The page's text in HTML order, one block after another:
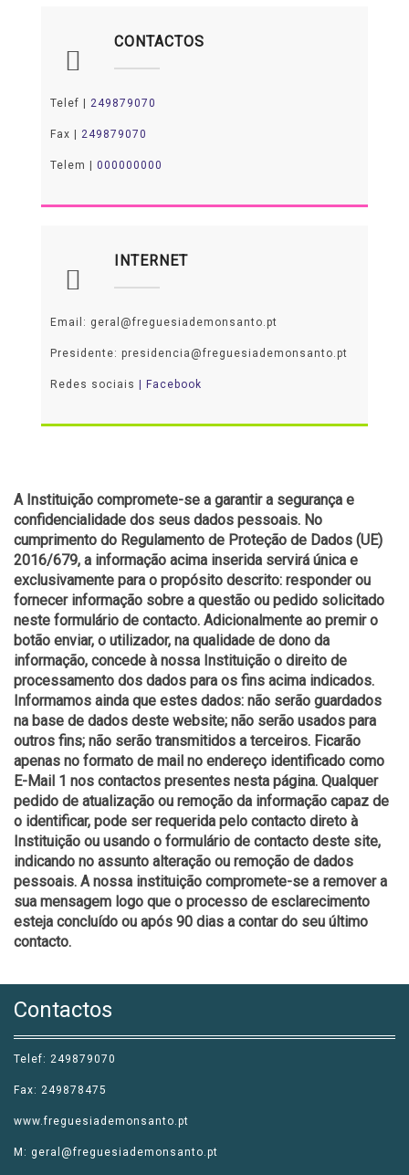
CONTACTOS
Telef | 249879070
Fax | 249879070
Telem | 000000000
INTERNET
Email: geral@freguesiademonsanto.pt
Presidente: presidencia@freguesiademonsanto.pt
Redes sociais | Facebook
A Instituição compromete-se a garantir a segurança e
confidencialidade dos seus dados pessoais. No
cumprimento do Regulamento de Proteção de Dados (UE)
2016/679, a informação acima inserida servirá única e
exclusivamente para o propósito descrito: responder ou
fornecer informação sobre a questão ou pedido solicitado
neste formulário de contacto. Adicionalmente ao premir o
botão enviar, o utilizador, na qualidade de dono da
informação, concede à nossa Instituição o direito de
processamento dos dados para os fins acima indicados.
Informamos ainda que estes dados: não serão guardados
na base de dados deste website; não serão usados para
outros fins; não serão transmitidos a terceiros. Ficarão
apenas no formato de mail no endereço identificado como
E-Mail 1 nos contactos presentes nesta página. Qualquer
pedido de atualização ou remoção da informação capaz de
o identificar, pode ser requerida pelo contacto direto à
Instituição ou usando o formulário de contacto deste site,
indicando no assunto alteração ou remoção de dados
pessoais. A nossa instituição compromete-se a remover a
sua mensagem logo que o processo de esclarecimento
esteja concluído ou após 90 dias a contar do seu último
contacto.
Contactos
Telef: 249879070
Fax: 249878475
www.freguesiademonsanto.pt
M: geral@freguesiademonsanto.pt